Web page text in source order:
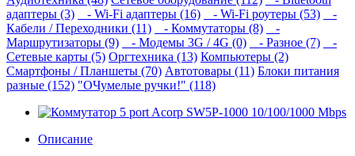
адаптеры (3)
- Wi-Fi адаптеры (16) - Wi-Fi роутеры (53)
-
Кабели / Переходники (11)
- Коммутаторы (8)
-
Маршрутизаторы (9)
- Модемы 3G / 4G (0) - Разное (7)
-
Сетевые карты (5) Оргтехника (13) Компьютеры (2)
Смартфоны / Планшеты (70) Автотовары (11) Блоки питания
разные (152) "ОЧумелые ручки!" (118)
Описание